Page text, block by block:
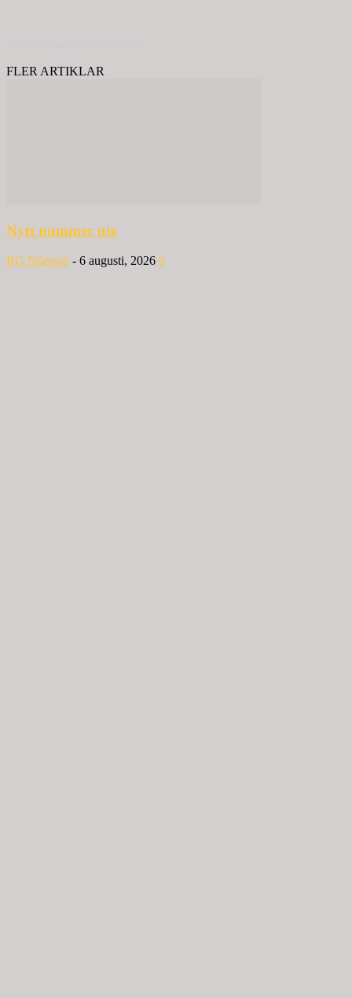
FLER ARTIKLAR
Nytt nummer ute
BG Nilensjö - 6 augusti, 2026 0